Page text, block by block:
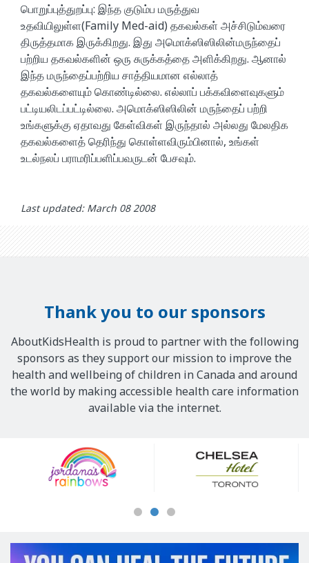
பொறுப்புத்துறப்பு: இந்த குடும்ப மருத்துவ
உதவியிலுள்ள(Family Med-aid) தகவல்கள் அச்சிடும்வரை
திருத்தமாக இருக்கிறது. இது அமொக்ஸிஸிலின்மருந்தைப்
பற்றிய தகவல்களின் ஒரு சுருக்கத்தை அளிக்கிறது. ஆனால்
இந்த மருந்தைப்பற்றிய சாத்தியமான எல்லாத்
தகவல்களையும் கொண்டில்லை. எல்லாப் பக்கவிளைவுகளும்
பட்டியலிடப்பட்டில்லை. அமொக்ஸிஸிலின் மருந்தைப் பற்றி
உங்களுக்கு ஏதாவது கேள்விகள் இருந்தால் அல்லது மேலதிக
தகவல்களைத் தெரிந்து கொள்ளவிரும்பினால், உங்கள்
உடல்நலப் பராமரிப்பளிப்பவருடன் பேசவும்.
Last updated: March 08 2008
Thank you to our sponsors
AboutKidsHealth is proud to partner with the following
sponsors as they support our mission to improve the
health and wellbeing of children in Canada and around
the world by making accessible health care information
available via the internet.
Sponsors